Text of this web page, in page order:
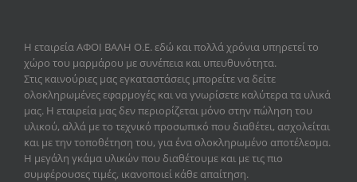
Η εταιρείαΑΦΟΙ ΒΑΛΗ Ο.Ε.εδώ και πολλά χρόνια υπηρετεί το
χώρο του μαρμάρου με συνέπεια και υπευθυνότητα.
Στις καινούριες μας εγκαταστάσεις μπορείτε να δείτε
ολοκληρωμένες εφαρμογές και να γνωρίσετε καλύτερα τα υλικά
μας. Η εταιρεία μας δεν περιορίζεται μόνο στην πώληση του
υλικού, αλλά με το τεχνικό προσωπικό που διαθέτει, ασχολείται
και με την τοποθέτηση του, για ένα ολοκληρωμένο αποτέλεσμα.
Η μεγάλη γκάμα υλικών που διαθέτουμε και με τις πιο
συμφέρουσες τιμές, ικανοποιεί κάθε απαίτηση.